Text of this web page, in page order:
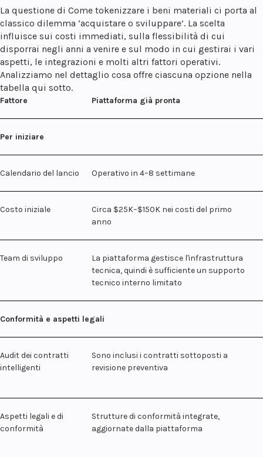
La questione di Come tokenizzare i beni materiali ci porta al
classico dilemma ‘acquistare o sviluppare’. La scelta
influisce sui costi immediati, sulla flessibilità di cui
disporrai negli anni a venire e sul modo in cui gestirai i vari
aspetti, le integrazioni e molti altri fattori operativi.
Analizziamo nel dettaglio cosa offre ciascuna opzione nella
tabella qui sotto.
Fattore Piattaforma già pronta
Per iniziare
Calendario del lancio Operativo in 4–8 settimane
Costo iniziale
Circa $25K–$150K nei costi del primo
anno
Team di sviluppo
La piattaforma gestisce l'infrastruttura
tecnica, quindi è sufficiente un supporto
tecnico interno limitato
Conformità e aspetti legali
Audit dei contratti
intelligenti
Sono inclusi i contratti sottoposti a
revisione preventiva
Aspetti legali e di
conformità
Strutture di conformità integrate,
aggiornate dalla piattaforma